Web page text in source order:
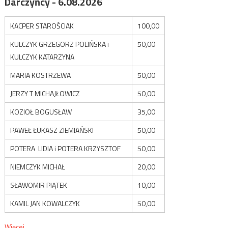
KACPER STAROŚCIAK
100,00
KULCZYK GRZEGORZ POLIŃSKA i
KULCZYK KATARZYNA
50,00
MARIA KOSTRZEWA
50,00
JERZY T MICHAJŁOWICZ
50,00
KOZIOŁ BOGUSŁAW
35,00
PAWEŁ ŁUKASZ ZIEMIAŃSKI
50,00
POTERA LIDIA i POTERA KRZYSZTOF
50,00
NIEMCZYK MICHAŁ
20,00
SŁAWOMIR PIĄTEK
10,00
KAMIL JAN KOWALCZYK
50,00